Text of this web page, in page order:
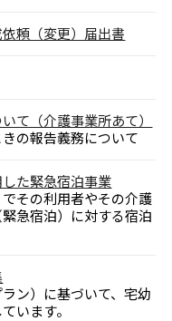
頼（変更）届出書
て（介護事業所あて）
の報告義務について
た緊急宿泊事業
その利用者やその介護
急宿泊）に対する宿泊
ン）に基づいて、宅幼
います。